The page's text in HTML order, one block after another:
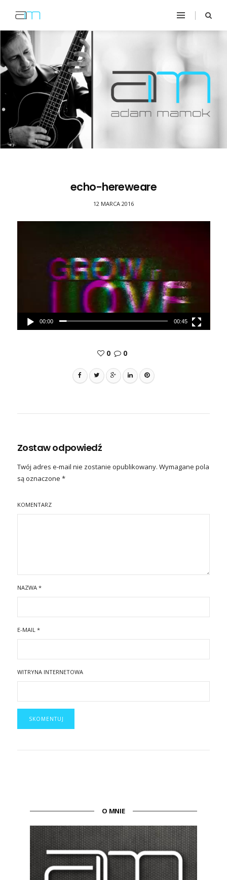
echo-hereweare
12 MARCA 2016
00:00 00:45
0 0
Zostaw odpowiedź
Twój adres e-mail nie zostanie opublikowany. Wymagane pola
są oznaczone *
KOMENTARZ
NAZWA *
E-MAIL *
WITRYNA INTERNETOWA
O MNIE